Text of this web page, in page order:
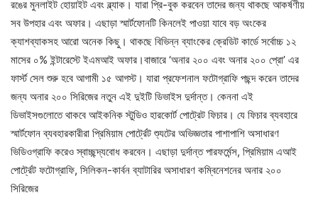
রঙের মুনলাইট হোয়াইট এবং ব্ল্যাক। যারা প্রি-বুক করবেন তাদের জন্য থাকছে আকর্ষণীয়
সব উপহার এবং অফার। এছাড়া স্মার্টফোনটি কিনলেই পাওয়া যাবে বড় অংকের
ক্যাশব্যাকসহ আরো অনেক কিছু। থাকছে বিভিন্ন ব্যাংকের ক্রেডিট কার্ডে সর্বোচ্চ ১২
মাসের ০% ইন্টারেস্টে ইএমআই অফার।বাজারে ‘অনার ২০০ এবং অনার ২০০ প্রো’ এর
ফার্স্ট সেল শুরু হবে আগামী ১৫ আগস্ট। যারা প্রফেশনাল ফটোগ্রাফি পছন্দ করেন তাদের
জন্য অনার ২০০ সিরিজের নতুন এই দুইটি ডিভাইস দুর্দান্ত। কেননা এই
ডিভাইসগুলোতে থাকবে আইকনিক স্টুডিও হারকোর্ট পোট্রেট ফিচার। যে ফিচার ব্যবহারে
স্মার্টফোন ব্যবহারকারীরা প্রিমিয়াম পোর্ট্রেট শ্যুটের অভিজ্ঞতার পাশাপাশি অসাধারণ
ভিডিওগ্রাফি করেও স্বাচ্ছন্দ্যবোধ করবেন। এছাড়া দুর্দান্ত পারফর্মেন্স, প্রিমিয়াম এআই
পোর্ট্রেট ফটোগ্রাফি, সিলিকন-কার্বন ব্যাটারির অসাধারণ কম্বিনেশনের অনার ২০০
সিরিজের